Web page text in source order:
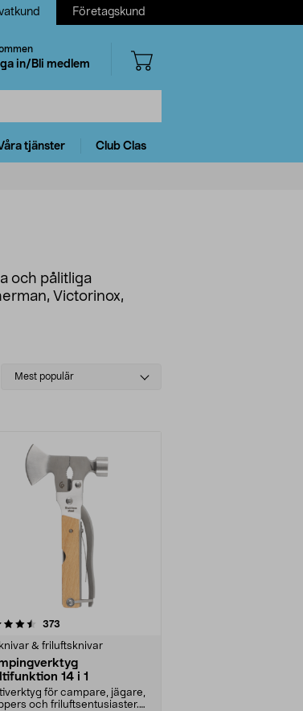
Företagskund
in/Bli medlem
tjänster Club Clas
och pålitliga
Victorinox,
Select
Mest populär
373
& friluftsknivar
14 i 1
för campare, jägare,
och friluftsentusiaster.